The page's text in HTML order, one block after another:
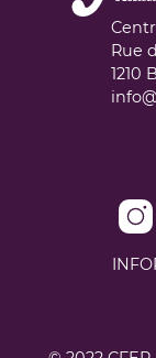
Rue
1210